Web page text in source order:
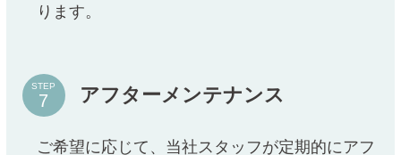
ります。
STEP アフターメンテナンス
ご希望に応じて、当社スタッフが定期的にアフ